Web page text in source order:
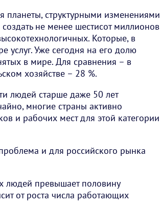
планеты, структурными изменениями
не менее шестисот миллионов
Которые, в
услуг. Уже сегодня на его долю
в мире. Для сравнения – в
хозяйстве – 28 %.
людей старше даже 50 лет
многие страны активно
и рабочих мест для этой категории
и для российского рынка
людей превышает половину
от роста числа работающих